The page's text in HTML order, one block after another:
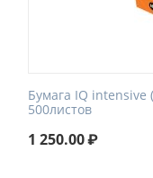
Бумага IQ
500листов
1 250.00₽